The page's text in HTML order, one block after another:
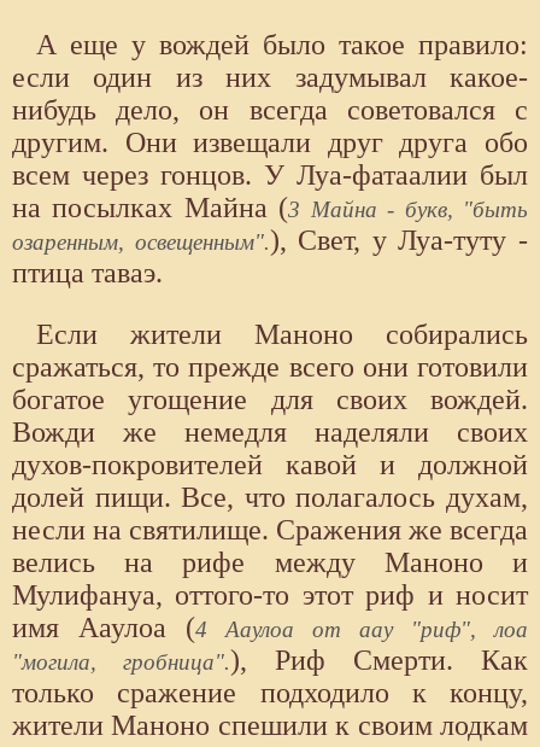
А еще у вождей было такое правило:
если один из них задумывал какое-
нибудь дело, он всегда советовался с
другим. Они извещали друг друга обо
всем через гонцов. У Луа-фатаалии был
на посылках Майна (3 Майна - букв, "быть
озаренным, освещенным".), Свет, у Луа-туту -
птица таваэ.
Если жители Маноно собирались
сражаться, то прежде всего они готовили
богатое угощение для своих вождей.
Вожди же немедля наделяли своих
духов-покровителей кавой и должной
долей пищи. Все, что полагалось духам,
несли на святилище. Сражения же всегда
велись на рифе между Маноно и
Мулифануа, оттого-то этот риф и носит
имя Ааулоа (4 Ааулоа от аау "риф", лоа
"могила, гробница".), Риф Смерти. Как
только сражение подходило к концу,
жители Маноно спешили к своим лодкам